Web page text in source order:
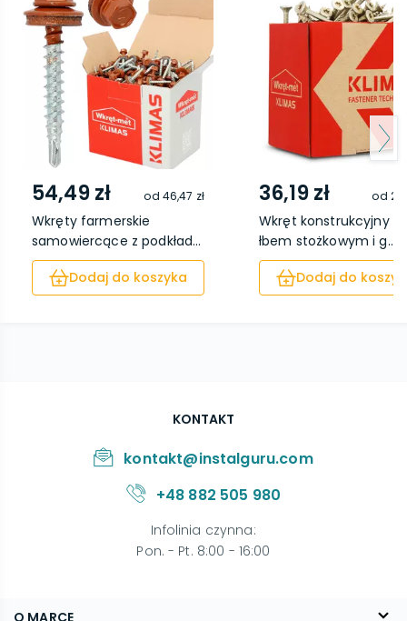
54,49 zł od 46,47 zł
Wkręty farmerskie
samowiercące z podkład...
Dodaj do koszyka
36,19 zł od
Wkręt konstrukcyjny z
łbem stożkowym i g...
Dodaj do
O MARCE
KONTAKT
kontakt@instalguru.com
+48 882 505 980
Infolinia czynna:
Pon. - Pt. 8:00 - 16:00